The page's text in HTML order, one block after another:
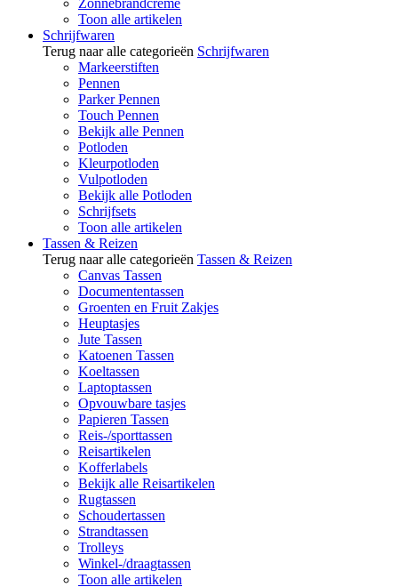
Zonnebrandcrème
Toon alle artikelen
Schrijfwaren
Terug naar alle categorieën Schrijfwaren
Markeerstiften
Pennen
Parker Pennen
Touch Pennen
Bekijk alle Pennen
Potloden
Kleurpotloden
Vulpotloden
Bekijk alle Potloden
Schrijfsets
Toon alle artikelen
Tassen & Reizen
Terug naar alle categorieën Tassen & Reizen
Canvas Tassen
Documententassen
Groenten en Fruit Zakjes
Heuptasjes
Jute Tassen
Katoenen Tassen
Koeltassen
Laptoptassen
Opvouwbare tasjes
Papieren Tassen
Reis-/sporttassen
Reisartikelen
Kofferlabels
Bekijk alle Reisartikelen
Rugtassen
Schoudertassen
Strandtassen
Trolleys
Winkel-/draagtassen
Toon alle artikelen